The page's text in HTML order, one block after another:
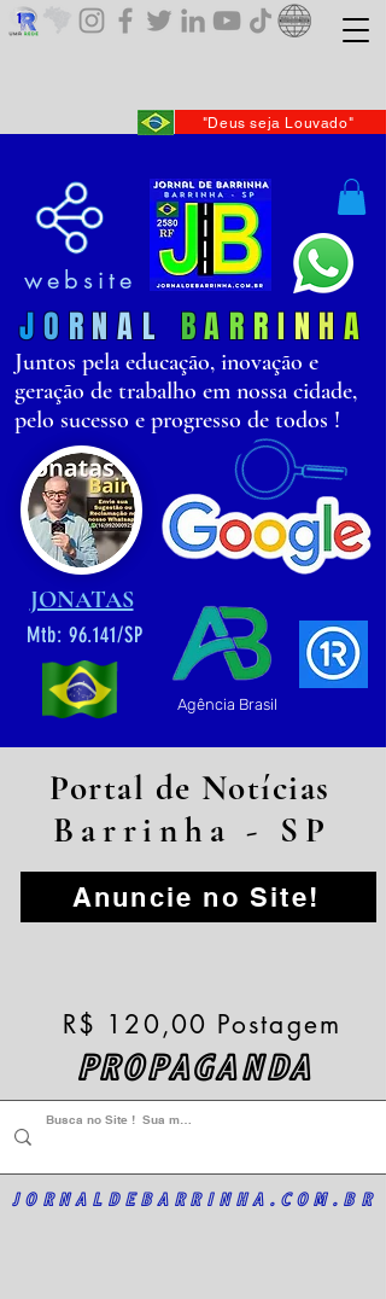
"Deus seja Louvado"
website
JO RNAL BARRI NHA
Juntos pela educação, inovação e
geração de trabalho em nossa cidade,
pelo sucesso e progresso de todos !
JONATAS
Mtb: 96.141/SP
Agência Brasil
Anuncie no Site!
PROPAGANDA
R$ 120,00 Postagem
JORNALDEBARRINHA.COM.BR
Barrinha - SP
Portal de Notícias